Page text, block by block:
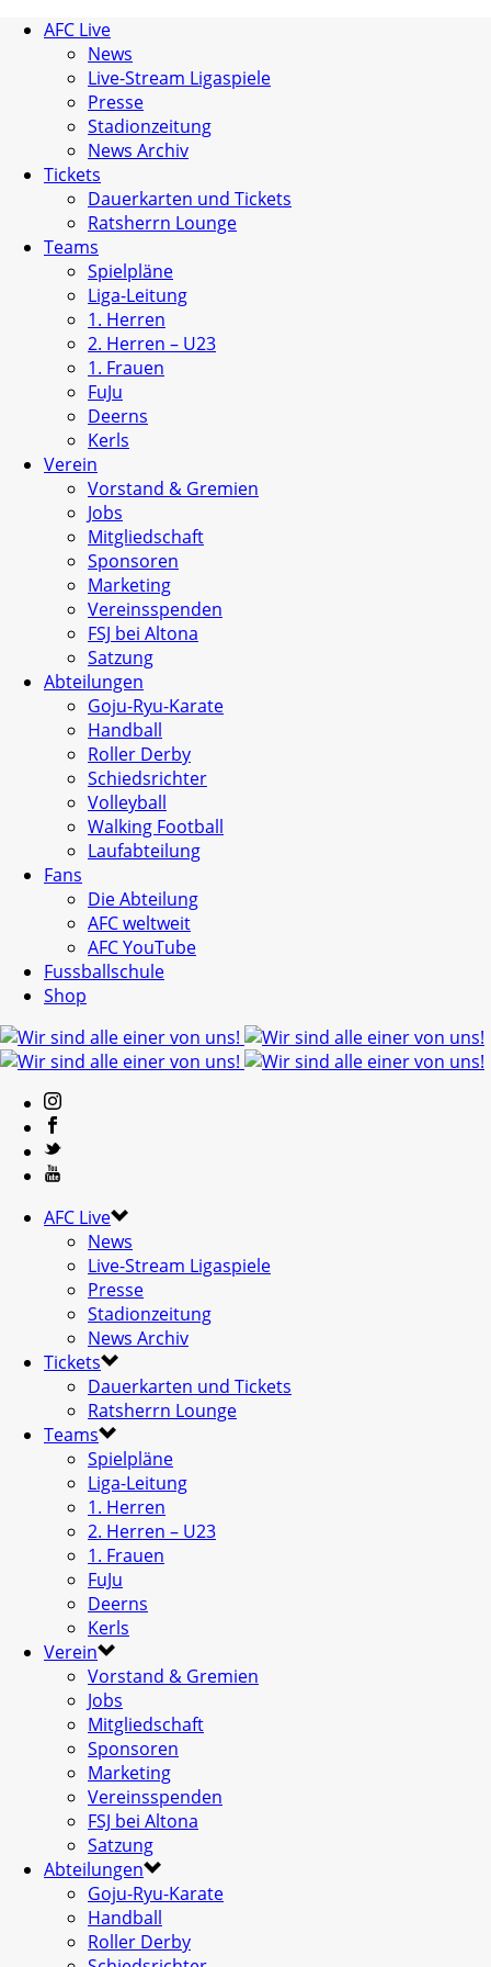
AFC Live
News
Live-Stream Ligaspiele
Presse
Stadionzeitung
News Archiv
Tickets
Dauerkarten und Tickets
Ratsherrn Lounge
Teams
Spielpläne
Liga-Leitung
1. Herren
2. Herren – U23
1. Frauen
FuJu
Deerns
Kerls
Verein
Vorstand & Gremien
Jobs
Mitgliedschaft
Sponsoren
Marketing
Vereinsspenden
FSJ bei Altona
Satzung
Abteilungen
Goju-Ryu-Karate
Handball
Roller Derby
Schiedsrichter
Volleyball
Walking Football
Laufabteilung
Fans
Die Abteilung
AFC weltweit
AFC YouTube
Fussballschule
Shop
AFC Live
News
Live-Stream Ligaspiele
Presse
Stadionzeitung
News Archiv
Tickets
Dauerkarten und Tickets
Ratsherrn Lounge
Teams
Spielpläne
Liga-Leitung
1. Herren
2. Herren – U23
1. Frauen
FuJu
Deerns
Kerls
Verein
Vorstand & Gremien
Jobs
Mitgliedschaft
Sponsoren
Marketing
Vereinsspenden
FSJ bei Altona
Satzung
Abteilungen
Goju-Ryu-Karate
Handball
Roller Derby